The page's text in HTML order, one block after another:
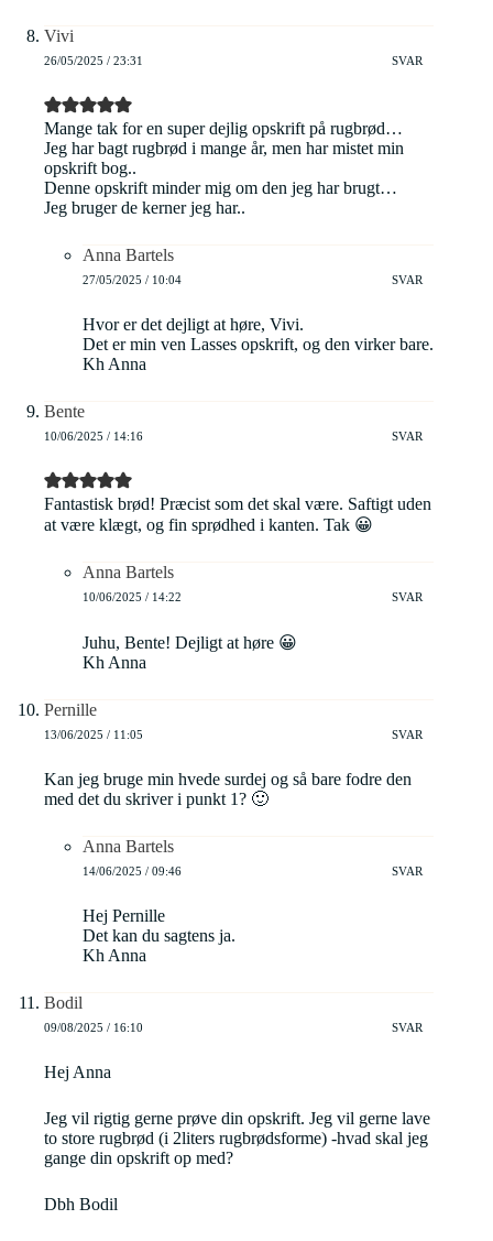
Vivi
26/05/2025 / 23:31 SVAR
Mange tak for en super dejlig opskrift på rugbrød…
Jeg har bagt rugbrød i mange år, men har mistet min
opskrift bog..
Denne opskrift minder mig om den jeg har brugt…
Jeg bruger de kerner jeg har..
Anna Bartels
27/05/2025 / 10:04 SVAR
Hvor er det dejligt at høre, Vivi.
Det er min ven Lasses opskrift, og den virker bare.
Kh Anna
Bente
10/06/2025 / 14:16 SVAR
Fantastisk brød! Præcist som det skal være. Saftigt uden
at være klægt, og fin sprødhed i kanten. Tak 😀
Anna Bartels
10/06/2025 / 14:22 SVAR
Juhu, Bente! Dejligt at høre 😀
Kh Anna
Pernille
13/06/2025 / 11:05 SVAR
Kan jeg bruge min hvede surdej og så bare fodre den
med det du skriver i punkt 1? 🙂
Anna Bartels
14/06/2025 / 09:46 SVAR
Hej Pernille
Det kan du sagtens ja.
Kh Anna
Bodil
09/08/2025 / 16:10 SVAR
Hej Anna
Jeg vil rigtig gerne prøve din opskrift. Jeg vil gerne lave
to store rugbrød (i 2liters rugbrødsforme) -hvad skal jeg
gange din opskrift op med?
Dbh Bodil